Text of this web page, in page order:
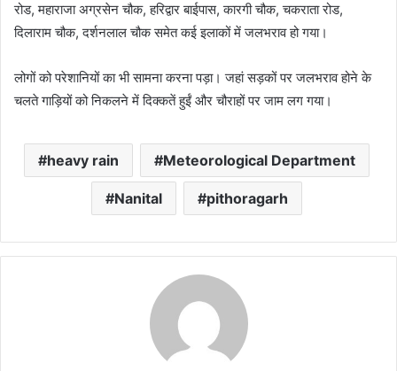
रोड, महाराजा अग्रसेन चौक, हरिद्वार बाईपास, कारगी चौक, चकराता रोड,
दिलाराम चौक, दर्शनलाल चौक समेत कई इलाकों में जलभराव हो गया।
लोगों को परेशानियों का भी सामना करना पड़ा। जहां सड़कों पर जलभराव होने के
चलते गाड़ियों को निकलने में दिक्कतें हुईं और चौराहों पर जाम लग गया।
heavy rain Meteorological Department
Nanital pithoragarh